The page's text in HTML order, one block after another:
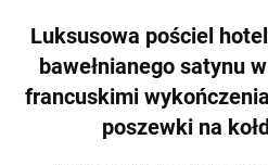
Luksusowa pościel
bawełnianego satynu
francuskimi
poszewki na